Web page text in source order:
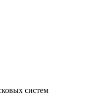
систем